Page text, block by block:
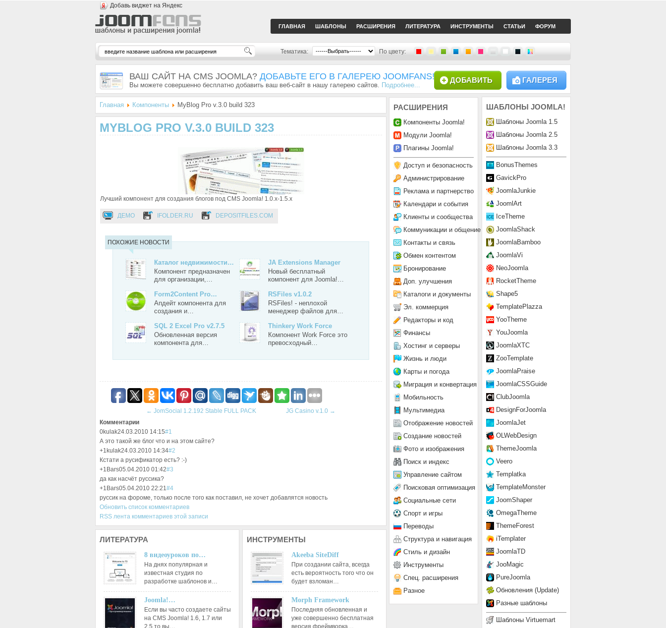
Добавь виджет на Яндекс
ГЛАВНАЯ ШАБЛОНЫ РАСШИРЕНИЯ ЛИТЕРАТУРА ИНСТРУМЕНТЫ СТАТЬИ ФОРУМ
Тематика: По цвету:
ВАШ САЙТ НА CMS JOOMLA? ДОБАВЬТЕ ЕГО В ГАЛЕРЕЮ JOOMFANS!
Вы можете совершенно бесплатно добавить ваш веб-сайт в нашу галерею сайтов. Подробнее...
ГАЛЕРЕЯ
ДОБАВИТЬ
Главная Компоненты MyBlog Pro v.3.0 build 323
MYBLOG PRO V.3.0 BUILD 323
Лучший компонент для создания блогов под CMS Joomla! 1.0.x-1.5.x
ДЕМО IFOLDER.RU DEPOSITFILES.COM
ПОХОЖИЕ НОВОСТИ
Каталог недвижимости…
Компонент предназначен
для организации,…
JA Extensions Manager
Новый бесплатный
компонент для Joomla!…
Form2Content Pro…
Апдейт компонента для
создания и…
RSFiles v1.0.2
RSFiles! - неплохой
менеджер файлов для…
SQL 2 Excel Pro v2.7.5
Обновленная версия
компонента для…
Thinkery Work Force
Компонент Work Force это
превосходный…
← JomSocial 1.2.192 Stable FULL PACK JG Casino v.1.0 →
Комментарии
0kulak24.03.2010 14:15#1
А это такой же блог что и на этом сайте?
+1 kulak24.03.2010 14:34#2
Кстати а русификатор есть? :-)
+1 Bars05.04.2010 01:42#3
да как насчёт руссика?
+1 Bars05.04.2010 22:21#4
руссик на фороме, только после того как поставил, не хочет добавлятся новость
Обновить список комментариев
RSS лента комментариев этой записи
ЛИТЕРАТУРА
8 видеоуроков по…
На днях популярная и
известная студия по
разработке шаблонов и…
Joomla!…
Если вы часто создаете сайты
на CMS Joomla! 1.6, 1.7 или
2.5 то вы…
ИНСТРУМЕНТЫ
Akeeba SiteDiff
При создании сайта, всегда
есть вероятность того что он
будет взломан…
Morph Framework
Последняя обновленная и
уже совершенно бесплатная
версия фреймворка…
ШАБЛОНЫ JOOMLA!
Шаблоны Joomla 1.5
Шаблоны Joomla 2.5
Шаблоны Joomla 3.3
BonusThemes
GavickPro
JoomlaJunkie
JoomlArt
IceTheme
JoomlaShack
JoomlaBamboo
JoomlaVi
NeoJoomla
RocketTheme
Shape5
TemplatePlazza
YooTheme
YouJoomla
JoomlaXTC
ZooTemplate
JoomlaPraise
JoomlaCSSGuide
ClubJoomla
DesignForJoomla
JoomlaJet
OLWebDesign
ThemeJoomla
Veero
Templatka
TemplateMonster
JoomShaper
OmegaTheme
ThemeForest
iTemplater
JoomlaTD
JooMagic
PureJoomla
Обновления (Update)
Разные шаблоны
Шаблоны Virtuemart
РАСШИРЕНИЯ
Компоненты Joomla!
Модули Joomla!
Плагины Joomla!
Доступ и безопасность
Администрирование
Реклама и партнерство
Календари и события
Клиенты и сообщества
Коммуникации и общение
Контакты и связь
Обмен контентом
Бронирование
Доп. улучшения
Каталоги и документы
Эл. коммерция
Редакторы и код
Финансы
Хостинг и серверы
Жизнь и люди
Карты и погода
Миграция и конвертация
Мобильность
Мультимедиа
Отображение новостей
Создание новостей
Фото и изображения
Поиск и индекс
Управление сайтом
Поисковая оптимизация
Социальные сети
Спорт и игры
Переводы
Структура и навигация
Стиль и дизайн
Инструменты
Спец. расширения
Разное